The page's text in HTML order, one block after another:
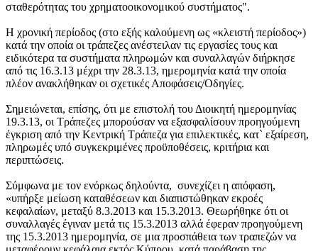
σταθερότητας του χρηματοοικονομικού συστήματος".
Η χρονική περίοδος (στο εξής καλούμενη ως «κλειστή περίοδος»)
κατά την οποία οι τράπεζες ανέστειλαν τις εργασίες τους και
ειδικότερα τα συστήματα πληρωμών και συναλλαγών διήρκησε
από τις 16.3.13 μέχρι την 28.3.13, ημερομηνία κατά την οποία
πλέον ανακλήθηκαν οι σχετικές Αποφάσεις/Οδηγίες.
Σημειώνεται, επίσης, ότι με επιστολή του Διοικητή ημερομηνίας
19.3.13, οι Τράπεζες μπορούσαν να εξασφαλίσουν προηγούμενη
έγκριση από την Κεντρική Τράπεζα για επιλεκτικές, κατ` εξαίρεση,
πληρωμές υπό συγκεκριμένες προϋποθέσεις, κριτήρια και
περιπτώσεις.
Σύμφωνα με τον ενόρκως δηλούντα, συνεχίζει η απόφαση,
«υπήρξε μείωση καταθέσεων και διαπιστώθηκαν εκροές
κεφαλαίων, μεταξύ 8.3.2013 και 15.3.2013. Θεωρήθηκε ότι οι
συναλλαγές έγιναν μετά τις 15.3.2013 αλλά έφεραν προηγούμενη
της 15.3.2013 ημερομηνία, σε μια προσπάθεια των τραπεζών να